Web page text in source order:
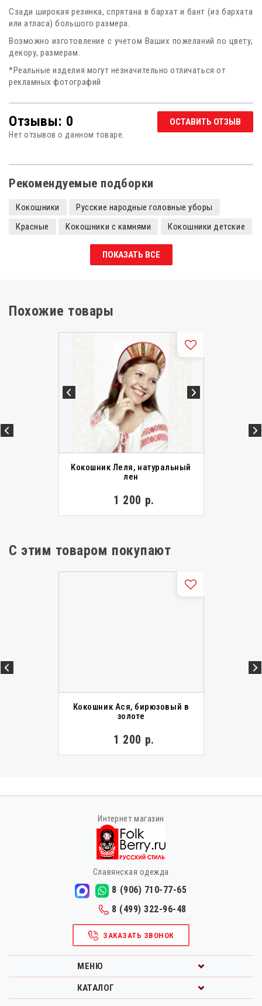
Сзади широкая резинка, спрятана в бархат и бант (из бархата
или атласа) большого размера.
Возможно изготовление с учетом Ваших пожеланий по цвету,
декору, размерам.
*Реальные изделия могут незначительно отличаться от
рекламных фотографий
Отзывы: 0 ОСТАВИТЬ ОТЗЫВ
Нет отзывов о данном товаре.
Рекомендуемые подборки
Кокошники
Русские народные головные уборы
Красные
Кокошники с камнями
Кокошники детские
ПОКАЗАТЬ ВСЕ
Похожие товары
Кокошник Леля, натуральный
лен
1 200 р.
С этим товаром покупают
Кокошник Ася, бирюзовый в
золоте
1 200 р.
Интернет магазин
Славянская одежда
8 (906) 710-77-65
8 (499) 322-96-48
ЗАКАЗАТЬ ЗВОНОК
МЕНЮ
КАТАЛОГ